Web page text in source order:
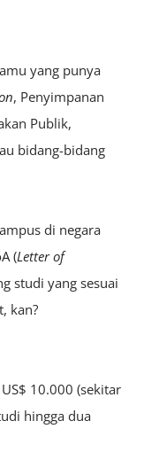
yang punya
, Penyimpanan
Publik,
bidang-bidang
di negara
(Letter of
studi yang sesuai
kan?
10.000 (sekitar
hingga dua